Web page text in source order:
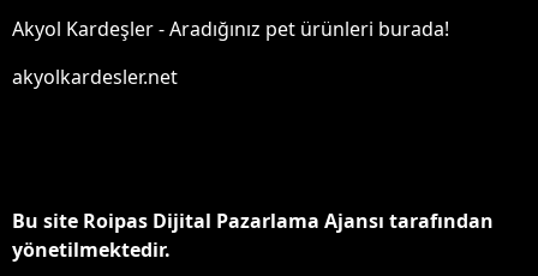
Akyol Kardeşler - Aradığınız pet ürünleri burada!
akyolkardesler.net
Bu site Roipas Dijital Pazarlama Ajansı tarafından
yönetilmektedir.